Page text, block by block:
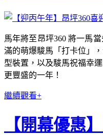
馬年將至昂坪360 將一馬
滿的萌爆駿馬「打卡位」
型裝置，以及駿馬祝福幸
更豐盛的一年！
繼續觀看+
【開幕優惠